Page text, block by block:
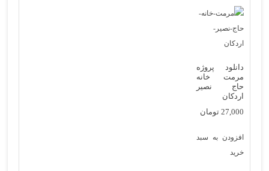
دانلود پروژه
مرمت خانه
حاج نصیر
اردکان
27,000 تومان
افزودن به سبد
خرید